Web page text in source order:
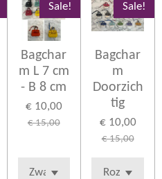
Sale!
Bagchar
m L 7 cm
- B 8 cm
€ 10,00
€ 15,00
Sale!
Bagchar
m
Doorzich
tig
€ 10,00
€ 15,00